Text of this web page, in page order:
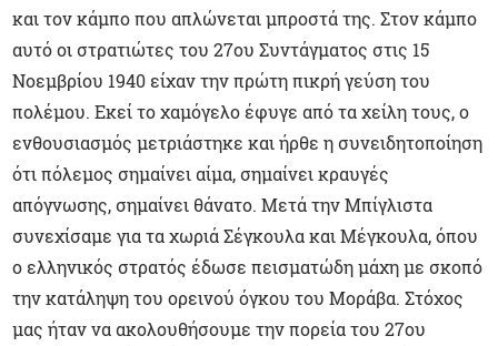
και τον κάμπο που απλώνεται μπροστά της. Στον κάμπο
αυτό οι στρατιώτες του 27ου Συντάγματος στις 15
Νοεμβρίου 1940 είχαν την πρώτη πικρή γεύση του
πολέμου. Εκεί το χαμόγελο έφυγε από τα χείλη τους, ο
ενθουσιασμός μετριάστηκε και ήρθε η συνειδητοποίηση
ότι πόλεμος σημαίνει αίμα, σημαίνει κραυγές
απόγνωσης, σημαίνει θάνατο. Μετά την Μπίγλιστα
συνεχίσαμε για τα χωριά Σέγκουλα και Μέγκουλα, όπου
ο ελληνικός στρατός έδωσε πεισματώδη μάχη με σκοπό
την κατάληψη του ορεινού όγκου του Μοράβα. Στόχος
μας ήταν να ακολουθήσουμε την πορεία του 27ου